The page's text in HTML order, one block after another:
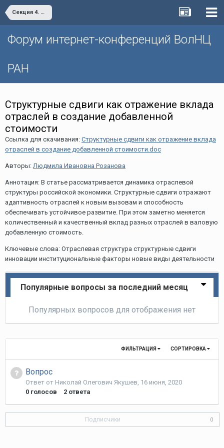
Секция 4. Цифровая экономика: современные вызовы и возможности развития
Форум интернет-конференций ВолНЦ
РАН
Cтруктурные сдвиги как отражение вклада
отраслей в создание добавленной
стоимости
Ссылка для скачивания: Cтруктурные сдвиги как отражение вклада
отраслей в создание добавленной стоимости.doc
Авторы:Людмила Ивановна Розанова
Аннотация: В статье рассматривается динамика отраслевой
структуры российской экономики. Структурные сдвиги отражают
адаптивность отраслей к новым вызовам и способность
обеспечивать устойчивое развитие. При этом заметно меняется
количественный и качественный вклад разных отраслей в валовую
добавленную стоимость.
Ключевые слова: Отраслевая структура структурные сдвиги
инновации институциональные факторы новые виды деятельности
Популярные вопросы за последний месяц
Популярных вопросов для отображения нет
СОРТИРОВКА
ФИЛЬТРАЦИЯ
Вопрос
Ответ от Николай Олегович Якушев, 16 июня, 2020
0 голосов 2 ответа
Подписчики 0